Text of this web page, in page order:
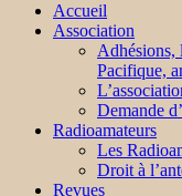
Accueil
Association
Adhésions,
Pacifique,
Demande
Radioamateurs
Les
Droit à
Revues